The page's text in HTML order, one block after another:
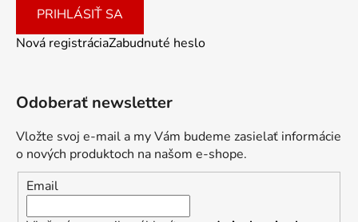
PRIHLÁSIŤ SA
Nová registráciaZabudnuté heslo
Odoberať newsletter
Vložte svoj e-mail a my Vám budeme zasielať informácie
o nových produktoch na našom e-shope.
Email